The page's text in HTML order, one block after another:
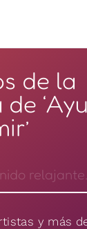
de la
y más